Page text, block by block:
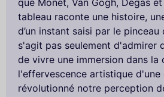
que Monet, Van Gogh, Degas
tableau raconte une histoire,
d’un instant saisi par le pinceau
s'agit pas seulement d'admirer
de vivre une immersion dans la
l'effervescence artistique d'une
révolutionné notre perception